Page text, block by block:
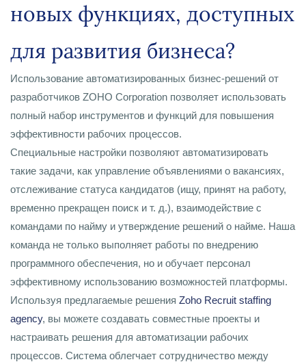
новых функциях, доступных
для развития бизнеса?
Использование автоматизированных бизнес-решений от
разработчиков ZOHO Corporation позволяет использовать
полный набор инструментов и функций для повышения
эффективности рабочих процессов.
Специальные настройки позволяют автоматизировать
такие задачи, как управление объявлениями о вакансиях,
отслеживание статуса кандидатов (ищу, принят на работу,
временно прекращен поиск и т. д.), взаимодействие с
командами по найму и утверждение решений о найме. Наша
команда не только выполняет работы по внедрению
программного обеспечения, но и обучает персонал
эффективному использованию возможностей платформы.
Используя предлагаемые решения Zoho Recruit staffing
agency, вы можете создавать совместные проекты и
настраивать решения для автоматизации рабочих
процессов. Система облегчает сотрудничество между